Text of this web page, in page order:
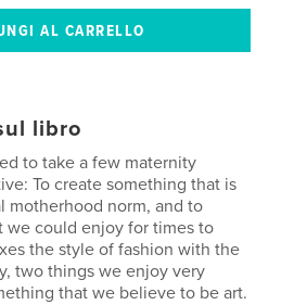
libro
to take a few maternity
To create something that is
motherhood norm, and to
we could enjoy for times to
the style of fashion with the
two things we enjoy very
that we believe to be art.